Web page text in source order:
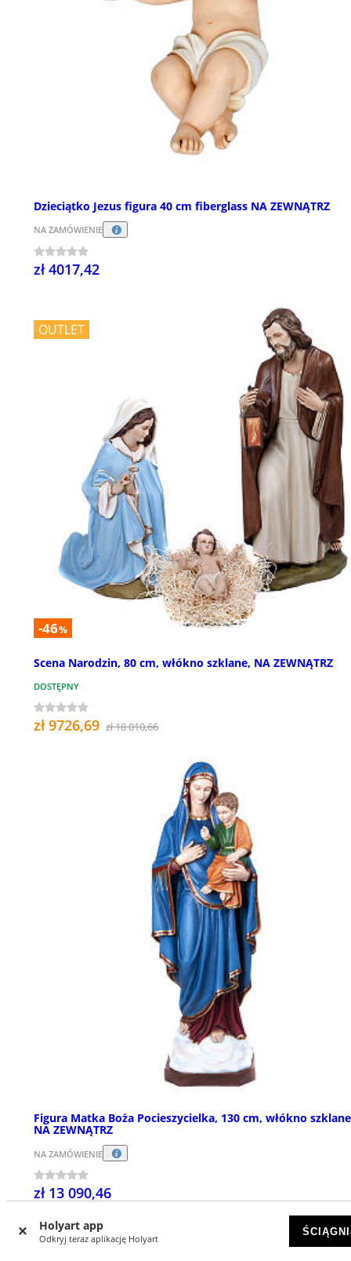
Holyart app
Odkryj teraz aplikację Holyart
Dzieciątko Jezus figura 40 cm fiberglass NA ZEWNĄTRZ
NA ZAMÓWIENIE
zł 4017,42
OUTLET
-46%
Scena Narodzin, 80 cm, włókno szklane, NA ZEWNĄTRZ
DOSTĘPNY
zł 9726,69 zł 18 010,66
Figura Matka Boża Pocieszycielka, 130 cm, włókno
NA ZEWNĄTRZ
NA ZAMÓWIENIE
zł 13 090,46